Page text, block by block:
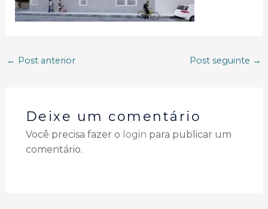
← Post anterior Post seguinte →
Deixe um comentário
Você precisa fazer o login para publicar um
comentário.